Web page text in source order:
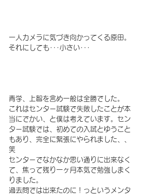
一人カメラに気づき向かってくる原田。
それにしても･･･小さい･･･
青学、上智を含め一般は全勝でした。
これはセンター試験で失敗したことが本
当にでかい、と僕は考えています。セン
ター試験では、初めての入試とゆうこと
もあり、完全に緊張にやられました、、
笑
センターでなかなか思い通りに出来なく
て、焦って残り一ヶ月本気で勉強しまく
りました。
過去問では出来たのに！っというメンタ